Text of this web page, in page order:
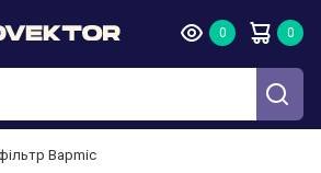
Bapmic